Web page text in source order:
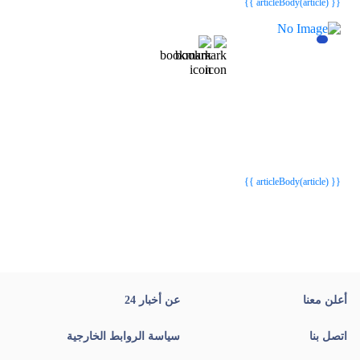
{{ articleBody(article) }}
أعلن معنا عن أخبار 24
اتصل بنا سياسة الروابط الخارجية